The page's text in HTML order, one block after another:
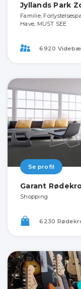
Jyllands Park
Familie,
Have, MUST SEE
6920
Se profil
Garant
Shopping
6230